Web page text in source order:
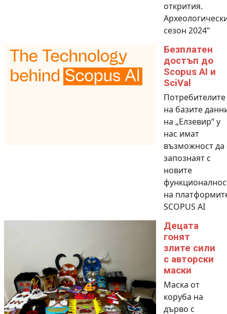
открития.
сезон 2024“
Безплатен
достъп до
Scopus AI и
SciVal
Потребителите
на базите
на „Елзевир“ у
нас имат
възможност да
запознаят с
новите
на
SCOPUS AI
Децата
гонят
злите сили
с авторски
маски
Маска от
коруба на
дърво с